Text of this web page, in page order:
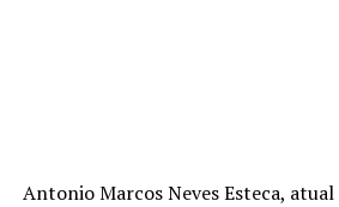
Antonio Marcos Neves Esteca, atual